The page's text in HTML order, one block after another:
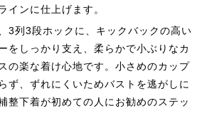
インに仕上げます。
3列3段ホックに、キックバックの高い
をしっかり支え、柔らかで小ぶりなカ
の楽な着け心地です。小さめのカップ
ず、ずれにくいためバストを逃がしに
整下着が初めての人にお勧めのステッ